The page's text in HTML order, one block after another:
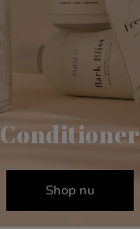
Conditioner
Shop nu